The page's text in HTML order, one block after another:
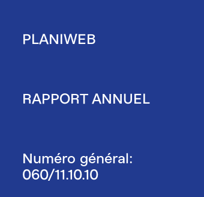
PLANIWEB
RAPPORT ANNUEL
Numéro général:
060/11.10.10